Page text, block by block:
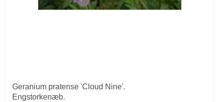
Geranium pratense 'Cloud Nine'.
Engstorkenæb.